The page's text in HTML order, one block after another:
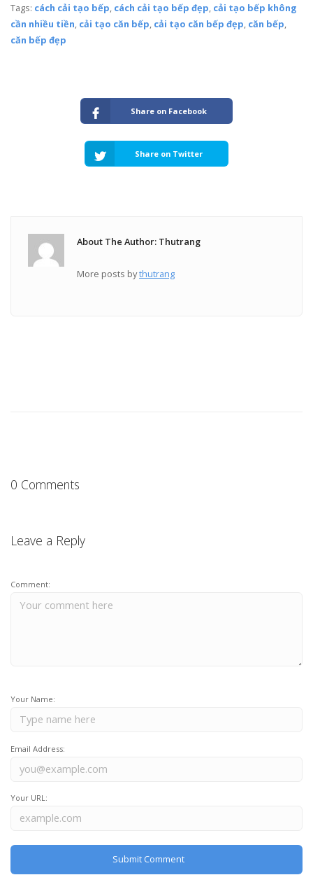
Tags: cách cải tạo bếp, cách cải tạo bếp đẹp, cải tạo bếp không
cần nhiều tiền, cải tạo căn bếp, cải tạo căn bếp đẹp, căn bếp,
căn bếp đẹp
Share on Facebook
Share on Twitter
About The Author: Thutrang
More posts bythutrang
0 Comments
Leave a Reply
Comment:
Your Name:
Email Address:
Your URL: